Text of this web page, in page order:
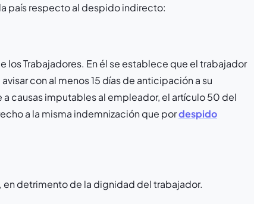
país respecto al despido indirecto:
los Trabajadores. En él se establece que el trabajador
con al menos 15 días de anticipación a su
causas imputables al empleador, el artículo 50 del
a la misma indemnización que pordespido
detrimento de la dignidad del trabajador.